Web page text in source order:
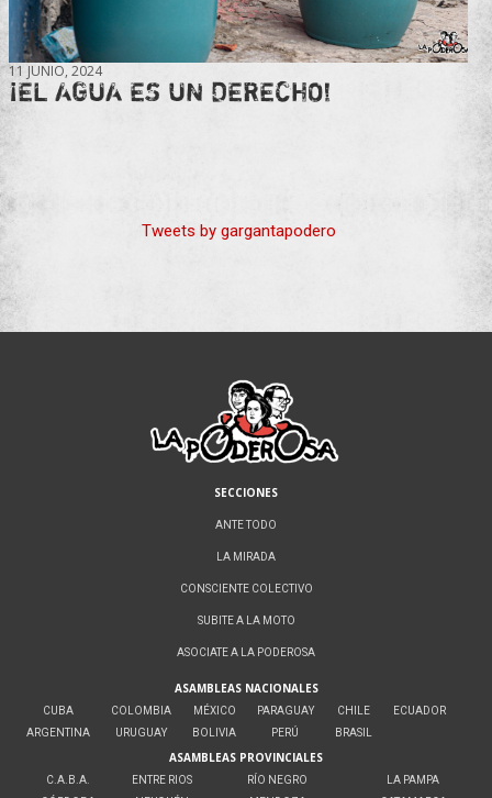
11 JUNIO, 2024
¡EL AGUA ES UN DERECHO!
Tweets by gargantapodero
SECCIONES
ANTE TODO
LA MIRADA
CONSCIENTE COLECTIVO
SUBITE A LA MOTO
ASOCIATE A LA PODEROSA
ASAMBLEAS NACIONALES
CUBA
ARGENTINA
COLOMBIA
URUGUAY
MÉXICO
BOLIVIA
PARAGUAY
PERÚ
CHILE
BRASIL
ECUADOR
ASAMBLEAS PROVINCIALES
C.A.B.A.
ENTRE RIOS
RÍO NEGRO
LA PAMPA